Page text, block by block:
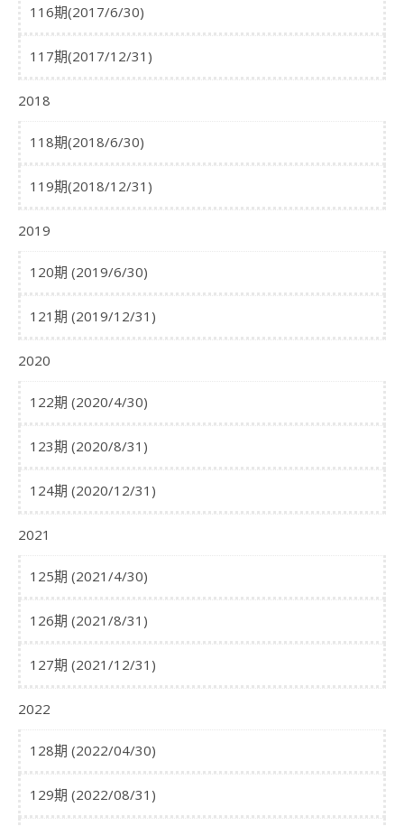
116期(2017/6/30)
117期(2017/12/31)
2018
118期(2018/6/30)
119期(2018/12/31)
2019
120期 (2019/6/30)
121期 (2019/12/31)
2020
122期 (2020/4/30)
123期 (2020/8/31)
124期 (2020/12/31)
2021
125期 (2021/4/30)
126期 (2021/8/31)
127期 (2021/12/31)
2022
128期 (2022/04/30)
129期 (2022/08/31)